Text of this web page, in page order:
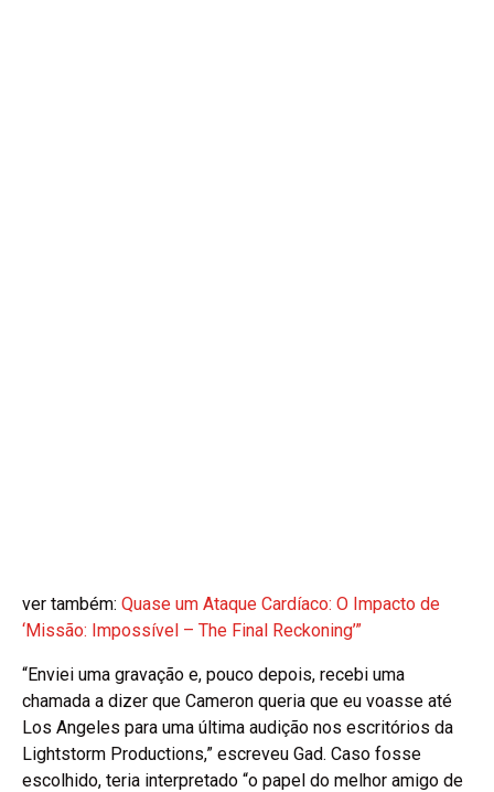
ver também: Quase um Ataque Cardíaco: O Impacto de
‘Missão: Impossível – The Final Reckoning’”
“Enviei uma gravação e, pouco depois, recebi uma
chamada a dizer que Cameron queria que eu voasse até
Los Angeles para uma última audição nos escritórios da
Lightstorm Productions,” escreveu Gad. Caso fosse
escolhido, teria interpretado “o papel do melhor amigo de